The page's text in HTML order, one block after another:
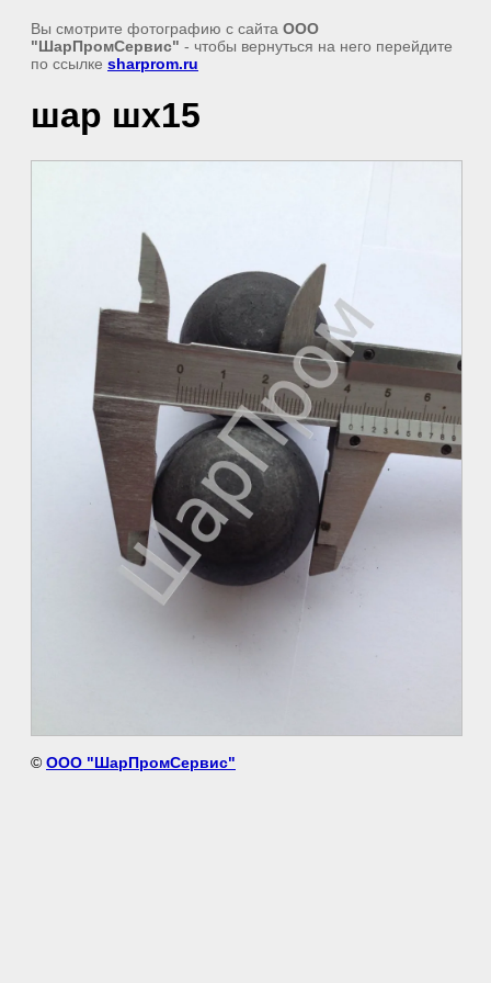
Вы смотрите фотографию с сайта ООО
"ШарПромСервис" - чтобы вернуться на него перейдите
по ссылке sharprom.ru
шар шх15
© ООО "ШарПромСервис"